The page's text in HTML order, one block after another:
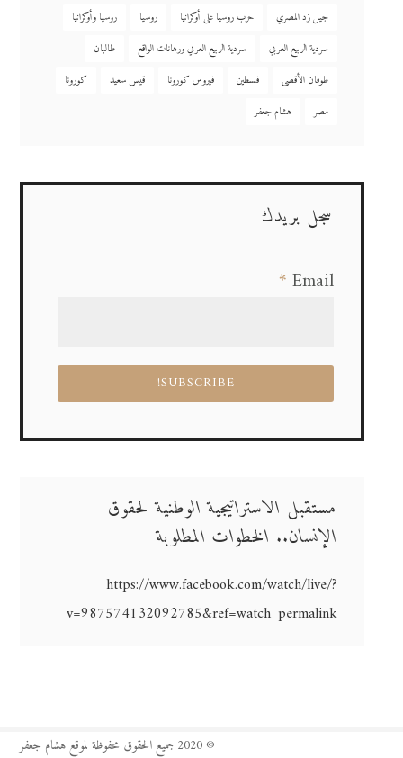
جيل زد المصري
حرب روسيا على أوكرانيا روسيا
روسيا وأوكرانيا
سردية الربيع العربي
سردية الربيع العربي ورهانات الواقع
طالبان
طوفان الأقصى
فلسطين فيروس كورونا قيس سعيد
كورونا
مصر
هشام جعفر
سجل بريدك
Email
*
مستقبل الاستراتيجية الوطنية لحقوق
الإنسان.. الخطوات المطلوبة
https://www.facebook.com/watch/live/?
v=987574132092785&ref=watch_permalink
© 2020 جميع الحقوق محفوظة لموقع هشام جعفر